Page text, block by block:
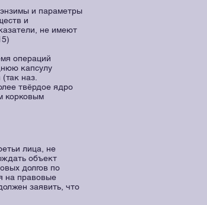
и параметры
и
не имеют
операций
капсулу
наз.
твёрдое ядро
корковым
лица, не
объект
долгов по
на правовые
заявить, что